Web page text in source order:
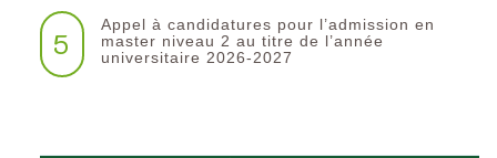
5
Appel à candidatures pour l’admission en
master niveau 2 au titre de l’année
universitaire 2026-2027